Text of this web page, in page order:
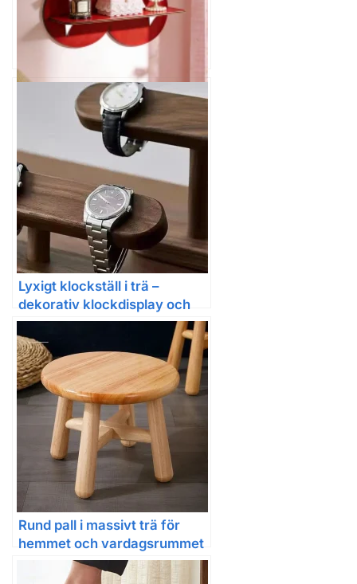
Cherry-formad vägghylla i trä
– kreativ bohoförvaring för
hemmet
Lyxigt klockställ i trä –
dekorativ klockdisplay och
förvaring för hemmet eller
handelsmässor
Rund pall i massivt trä för
hemmet och vardagsrummet